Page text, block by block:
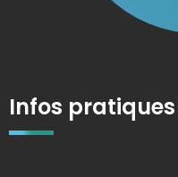
Infos pratiques